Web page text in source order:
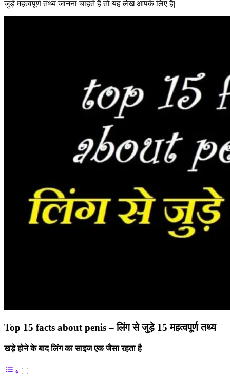
जुड़े महत्वपूर्ण तथ्य जानना चाहते हैं तो यह लेख आपके लिए है|
Top 15 facts about penis – लिंग से जुड़े 15 महत्वपूर्ण तथ्य
खड़े होने के बाद लिंग का साइज एक जैसा रहता है